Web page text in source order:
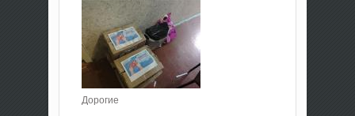
Дорогие